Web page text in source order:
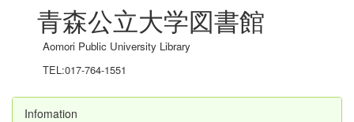
青森公立大学図書館
Aomori Public University Library
TEL:017-764-1551
Infomation